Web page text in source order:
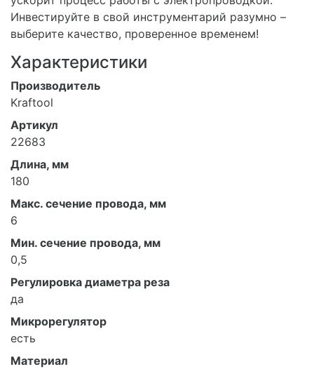
Инвестируйте в свой инструментарий разумно –
выберите качество, проверенное временем!
Характеристики
Производитель
Kraftool
Артикул
22683
Длина, мм
180
Макс. сечение провода, мм
6
Мин. сечение провода, мм
0,5
Регулировка диаметра реза
да
Микрорегулятор
есть
Материал